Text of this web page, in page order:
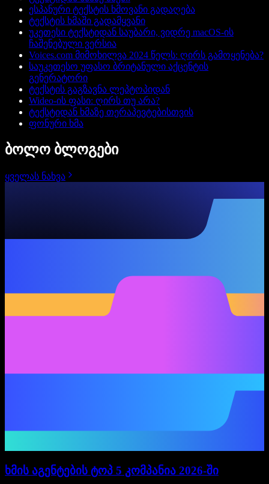
ესპანური ტექსტის ხმოვანი გადაღება
ტექსტის ხმაში გადამყვანი
უკეთესი ტექსტიდან საუბარი, ვიდრე macOS-ის
ჩაშენებული ვერსია
Voices.com მიმოხილვა 2024 წელს: ღირს გამოყენება?
საუკეთესო უფასო ბრიტანული აქცენტის
გენერატორი
ტექსტის გაგზავნა ლეპტოპიდან
Wideo-ის ფასი: ღირს თუ არა?
ტექსტიდან ხმაზე თერაპევტებისთვის
ფონური ხმა
ბოლო ბლოგები
ყველას ნახვა
ხმის აგენტების ტოპ 5 კომპანია 2026-ში